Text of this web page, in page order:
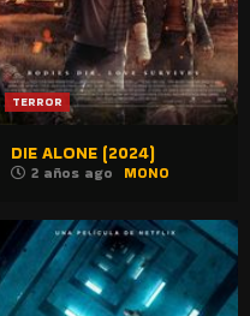
TERROR
DIE ALONE (2024)
2 años ago MONO